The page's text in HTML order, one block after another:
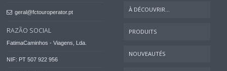
geral@fctouroperator.pt
RAZÃO SOCIAL
FatimaCaminhos - Viagens, Lda.
NIF: PT 507 922 956
À DÉCOUVRIR...
PRODUITS
NOUVEAUTÉS